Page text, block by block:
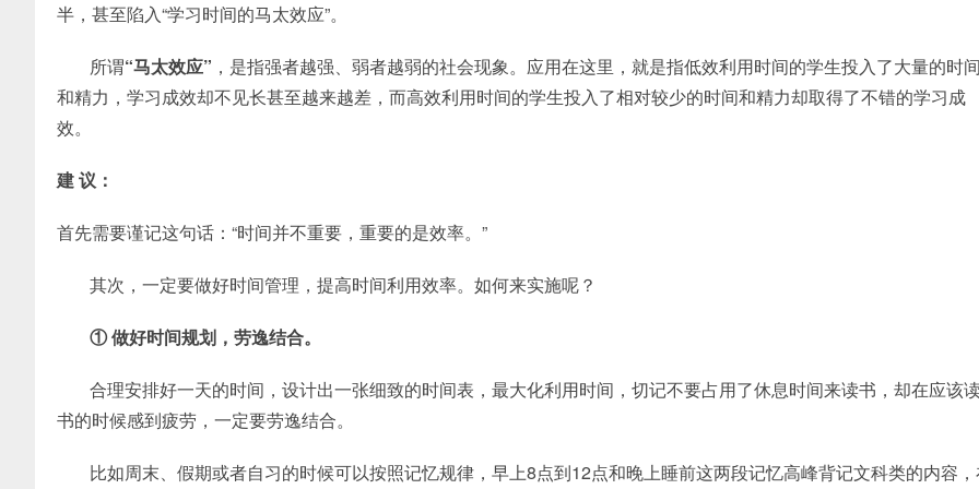
半，甚至陷入“学习时间的马太效应”。
所谓“马太效应” ，是指强者越强、弱者越弱的社会现象。应用在这里，就是指低效利用时间的学生投入了大量的时
和精力，学习成效却不见长甚至越来越差，而高效利用时间的学生投入了相对较少的时间和精力却取得了不错的学习成
效。
建 议：
首先需要谨记这句话：“时间并不重要，重要的是效率。”
其次，一定要做好时间管理，提高时间利用效率。如何来实施呢？
① 做好时间规划，劳逸结合。
合理安排好一天的时间，设计出一张细致的时间表，最大化利用时间，切记不要占用了休息时间来读书，却在应该
书的时候感到疲劳，一定要劳逸结合。
比如周末、假期或者自习的时候可以按照记忆规律，早上8点到12点和晚上睡前这两段记忆高峰背记文科类的内容